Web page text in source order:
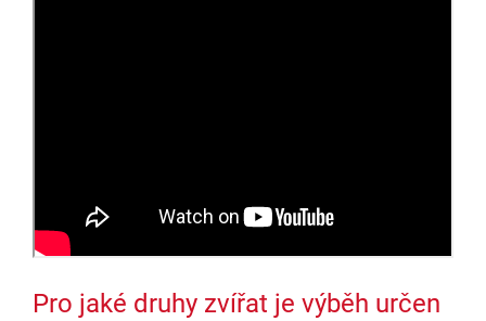
Pro jaké druhy zvířat je výběh určen